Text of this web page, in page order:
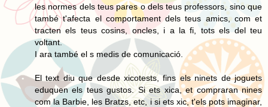
les normes dels teus pares o dels teus professors, sino que
també t'afecta el comportament dels teus amics, com et
tracten els teus cosins, oncles, i a la fi, tots els del teu
voltant.
I ara també el s medis de comunicació.
El text diu que desde xicotests, fins els ninets de joguets
eduquen els teus gustos. Si ets xica, et compraran nines
com la Barbie, les Bratzs, etc, i si ets xic, t'els pots imaginar,